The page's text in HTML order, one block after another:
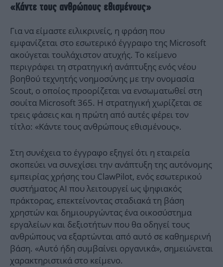
«Κάντε τους ανθρώπους εθισμένους»
Για να είμαστε ειλικρινείς, η φράση που
εμφανίζεται στο εσωτερικό έγγραφο της Microsoft
ακούγεται τουλάχιστον ατυχής. Το κείμενο
περιγράφει τη στρατηγική ανάπτυξης ενός νέου
βοηθού τεχνητής νοημοσύνης με την ονομασία
Scout, ο οποίος προορίζεται να ενσωματωθεί στη
σουίτα Microsoft 365. Η στρατηγική χωρίζεται σε
τρεις φάσεις και η πρώτη από αυτές φέρει τον
τίτλο: «Κάντε τους ανθρώπους εθισμένους».
Στη συνέχεια το έγγραφο εξηγεί ότι η εταιρεία
σκοπεύει να συνεχίσει την ανάπτυξη της αυτόνομης
εμπειρίας χρήσης του ClawPilot, ενός εσωτερικού
συστήματος AI που λειτουργεί ως ψηφιακός
πράκτορας, επεκτείνοντας σταδιακά τη βάση
χρηστών και δημιουργώντας ένα οικοσύστημα
εργαλείων και δεξιοτήτων που θα οδηγεί τους
ανθρώπους να εξαρτώνται από αυτό σε καθημερινή
βάση. «Αυτό ήδη συμβαίνει οργανικά», σημειώνεται
χαρακτηριστικά στο κείμενο.